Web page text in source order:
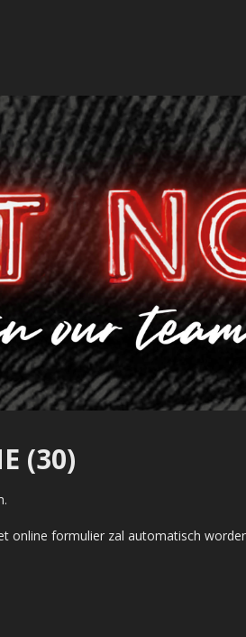
(30)
formulier zal automatisch